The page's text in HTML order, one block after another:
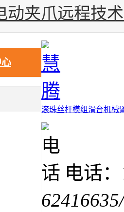
动夹爪远程技
滚珠丝杆模组滑台机械
电话